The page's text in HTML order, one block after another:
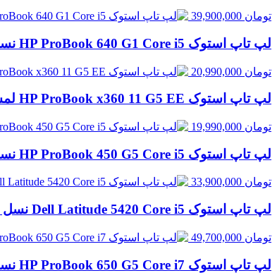
تومان
لپ تاپ استوک HP ProBook 640 G1 Core i5 نسل 4 | 8GB RAM، 500GB HDD
تومان
لپ تاپ استوک HP ProBook x360 11 G5 EE لمسی Celeron N4120 | 4GB RAM، 128GB SSD
تومان
لپ تاپ استوک HP ProBook 450 G5 Core i5 نسل 7 | 8GB RAM، 256GB SSD
تومان
لپ تاپ استوک Dell Latitude 5420 Core i5 نسل 11 | 8GB RAM، 256GB SSD
تومان
لپ تاپ استوک HP ProBook 650 G5 Core i7 نسل 8 | 8GB RAM، 256GB SSD